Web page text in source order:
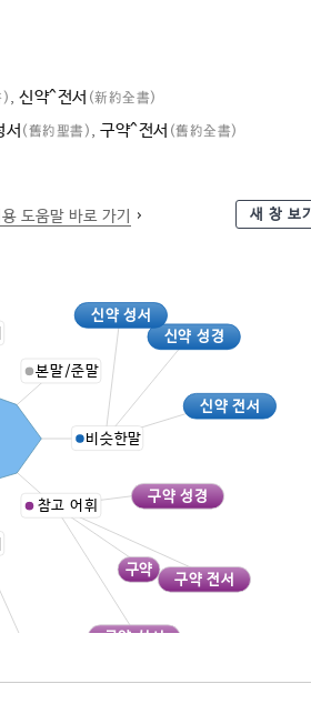
) , 신약^전서 (新約全書)
서 (舊約聖書) , 구약^전서 (舊約全書)
도움말 바로 가기 새 창 보기
본말/준말
신약 성경
신약 성서
신약 전서
비슷한말
구약
구약 성경
구약 성서
구약 전서
참고 어휘